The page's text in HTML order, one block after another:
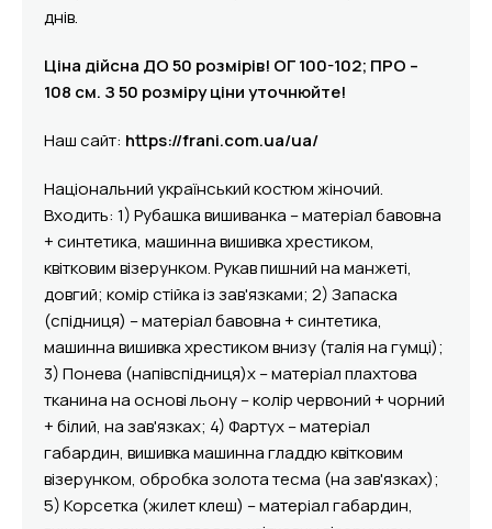
днів.
Ціна дійсна ДО 50 розмірів! ОГ 100-102; ПРО –
108 см. З 50 розміру ціни уточнюйте!
Наш сайт: https://frani.com.ua/ua/
Національний український костюм жіночий.
Входить: 1) Рубашка вишиванка – матеріал бавовна
+ синтетика, машинна вишивка хрестиком,
квітковим візерунком. Рукав пишний на манжеті,
довгий; комір стійка із зав'язками; 2) Запаска
(спідниця) – матеріал бавовна + синтетика,
машинна вишивка хрестиком внизу (талія на гумці);
3) Понева (напівспідниця)х – матеріал плахтова
тканина на основі льону – колір червоний + чорний
+ білий, на зав'язках; 4) Фартух – матеріал
габардин, вишивка машинна гладдю квітковим
візерунком, обробка золота тесма (на зав'язках);
5) Корсетка (жилет клеш) – матеріал габардин,